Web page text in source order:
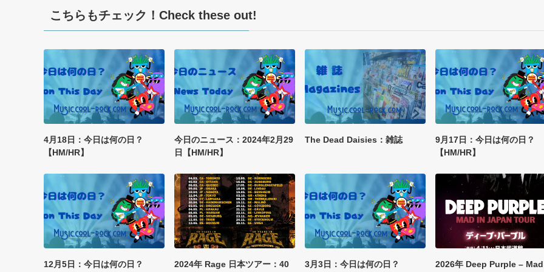
こちらもチェック！Check these out!
4月18日：今日は何の日？
【HM/HR】
今日のニュース：2024年2月29
日【HM/HR】
The Dead Daisies：雑誌
9月17日：今日は何の日？
【HM/HR】
12月5日：今日は何の日？
2024年 Rage 日本ツアー：40
3月3日：今日は何の日？
2026年 Deep Purple –